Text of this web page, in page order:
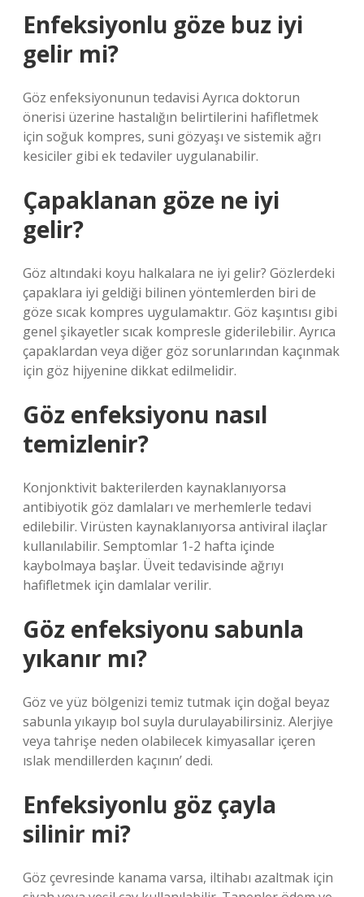
Enfeksiyonlu göze buz iyi
gelir mi?
Göz enfeksiyonunun tedavisi Ayrıca doktorun
önerisi üzerine hastalığın belirtilerini hafifletmek
için soğuk kompres, suni gözyaşı ve sistemik ağrı
kesiciler gibi ek tedaviler uygulanabilir.
Çapaklanan göze ne iyi
gelir?
Göz altındaki koyu halkalara ne iyi gelir? Gözlerdeki
çapaklara iyi geldiği bilinen yöntemlerden biri de
göze sıcak kompres uygulamaktır. Göz kaşıntısı gibi
genel şikayetler sıcak kompresle giderilebilir. Ayrıca
çapaklardan veya diğer göz sorunlarından kaçınmak
için göz hijyenine dikkat edilmelidir.
Göz enfeksiyonu nasıl
temizlenir?
Konjonktivit bakterilerden kaynaklanıyorsa
antibiyotik göz damlaları ve merhemlerle tedavi
edilebilir. Virüsten kaynaklanıyorsa antiviral ilaçlar
kullanılabilir. Semptomlar 1-2 hafta içinde
kaybolmaya başlar. Üveit tedavisinde ağrıyı
hafifletmek için damlalar verilir.
Göz enfeksiyonu sabunla
yıkanır mı?
Göz ve yüz bölgenizi temiz tutmak için doğal beyaz
sabunla yıkayıp bol suyla durulayabilirsiniz. Alerjiye
veya tahrişe neden olabilecek kimyasallar içeren
ıslak mendillerden kaçının’ dedi.
Enfeksiyonlu göz çayla
silinir mi?
Göz çevresinde kanama varsa, iltihabı azaltmak için